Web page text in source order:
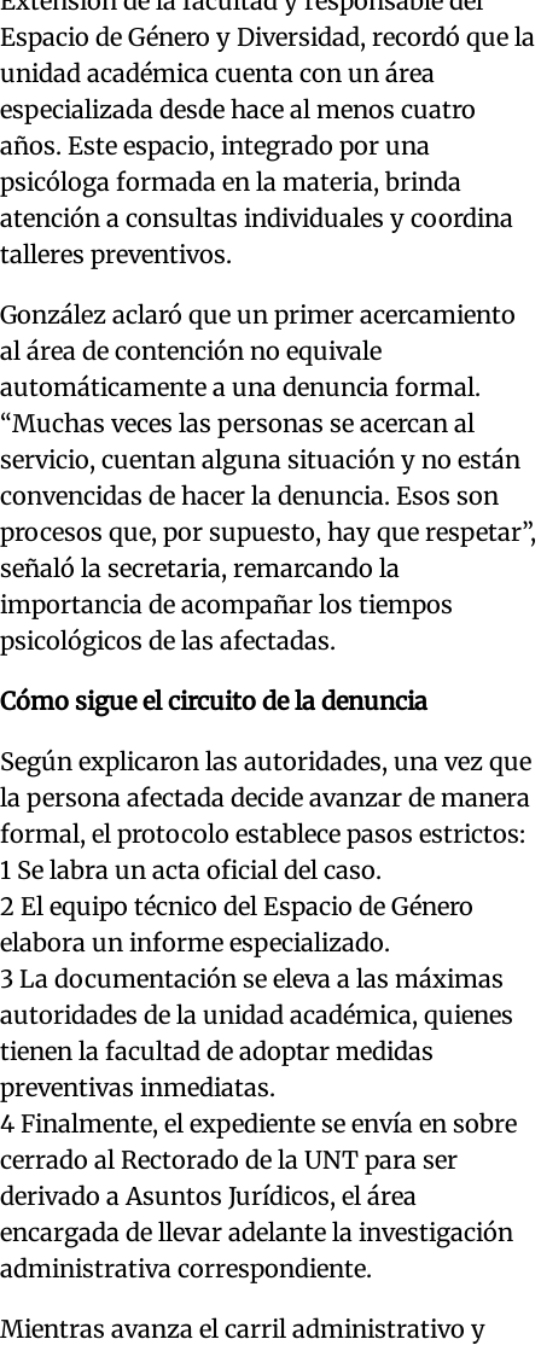
Espacio de Género y Diversidad, recordó que la
unidad académica cuenta con un área
especializada desde hace al menos cuatro
años. Este espacio, integrado por una
psicóloga formada en la materia, brinda
atención a consultas individuales y coordina
talleres preventivos.
González aclaró que un primer acercamiento
al área de contención no equivale
automáticamente a una denuncia formal.
“Muchas veces las personas se acercan al
servicio, cuentan alguna situación y no están
convencidas de hacer la denuncia. Esos son
procesos que, por supuesto, hay que respetar”,
señaló la secretaria, remarcando la
importancia de acompañar los tiempos
psicológicos de las afectadas.
Cómo sigue el circuito de la denuncia
Según explicaron las autoridades, una vez que
la persona afectada decide avanzar de manera
formal, el protocolo establece pasos estrictos:
1 Se labra un acta oficial del caso.
2 El equipo técnico del Espacio de Género
elabora un informe especializado.
3 La documentación se eleva a las máximas
autoridades de la unidad académica, quienes
tienen la facultad de adoptar medidas
preventivas inmediatas.
4 Finalmente, el expediente se envía en sobre
cerrado al Rectorado de la UNT para ser
derivado a Asuntos Jurídicos, el área
encargada de llevar adelante la investigación
administrativa correspondiente.
Mientras avanza el carril administrativo y